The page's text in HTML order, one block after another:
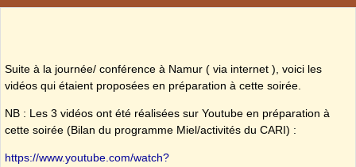
Suite à la journée/ conférence à Namur ( via internet ), voici les
vidéos qui étaient proposées en préparation à cette soirée.
NB : Les 3 vidéos ont été réalisées sur Youtube en préparation à
cette soirée (Bilan du programme Miel/activités du CARI) :
https://www.youtube.com/watch?